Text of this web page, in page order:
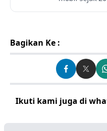
Bagikan Ke :
Ikuti kami juga di